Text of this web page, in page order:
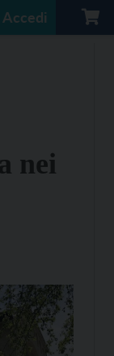
Accedi
nei